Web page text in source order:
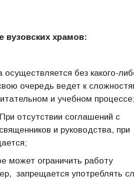
храмов:
без какого-
очередь ведет к
и учебном процессе;
отсутствии соглашений с
и руководства, при
может ограничить работу
запрещается употреблять